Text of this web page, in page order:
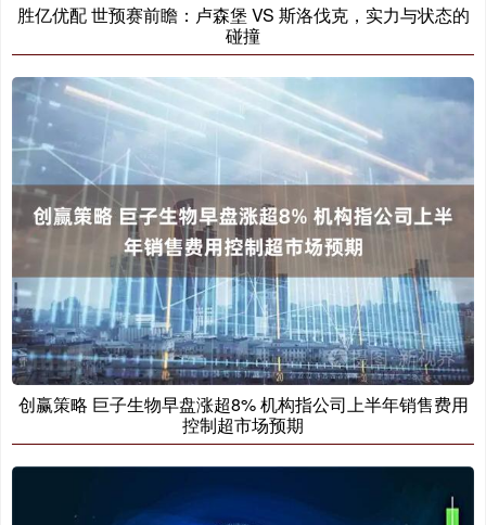
胜亿优配 世预赛前瞻：卢森堡 VS 斯洛伐克，实力与状态的
碰撞
创赢策略 巨子生物早盘涨超8% 机构指公司上半年销售费用
控制超市场预期